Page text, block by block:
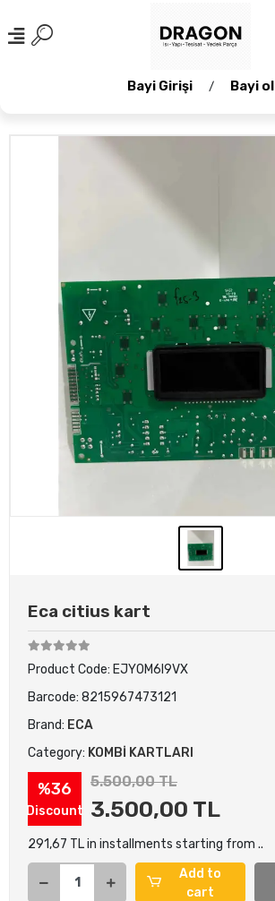
Bayi Girişi / Bayi ol
Eca citius kart
Product Code: EJY0M6I9VX
Barcode: 8215967473121
Brand: ECA
Category: KOMBİ KARTLARI
%36
Discount
5.500,00 TL
3.500,00 TL
291,67 TL in installments starting from ..
Add to
cart